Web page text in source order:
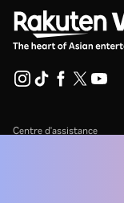
Centre d'assistance